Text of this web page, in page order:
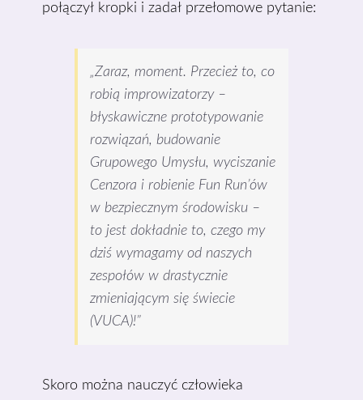
połączył kropki i zadał przełomowe pytanie:
„Zaraz, moment. Przecież to, co
robią improwizatorzy –
błyskawiczne prototypowanie
rozwiązań, budowanie
Grupowego Umysłu, wyciszanie
Cenzora i robienie Fun Run’ów
w bezpiecznym środowisku –
to jest dokładnie to, czego my
dziś wymagamy od naszych
zespołów w drastycznie
zmieniającym się świecie
(VUCA)!”
Skoro można nauczyć człowieka